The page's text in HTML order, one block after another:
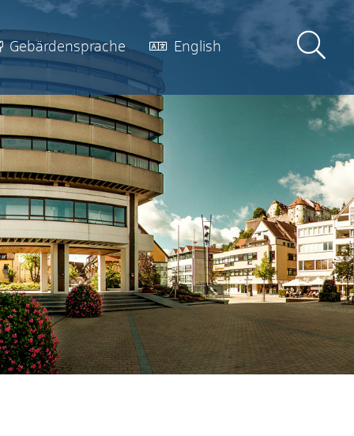
Gebärdensprache English